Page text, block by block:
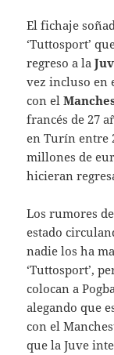
El fichaje
‘Tuttosport’
regreso a la
vez incluso en
con el
francés de 27
en Turín entre
millones de
hicieran
Los rumores
estado
nadie los ha
‘Tuttosport’,
colocan a
alegando que
con el
que la Juve